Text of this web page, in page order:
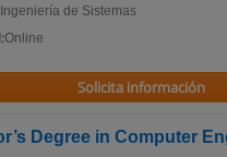
Ingeniería de Sistemas
Online
Solicita información
Degree in Computer